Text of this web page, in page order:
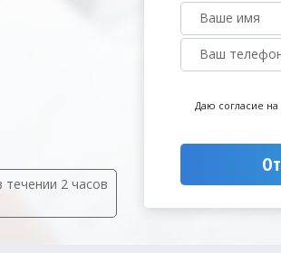
2 часов
Даю согласие